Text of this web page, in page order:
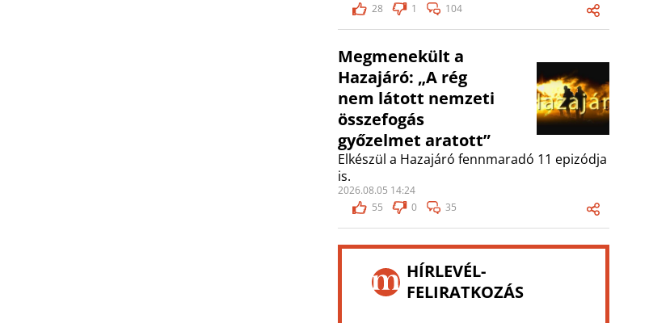
28
1 104
Megmenekült a
Hazajáró: „A rég
nem látott nemzeti
összefogás
győzelmet aratott”
Elkészül a Hazajáró fennmaradó 11 epizódja
is.
2026.08.05 14:24
55
0 35
HÍRLEVÉL-
FELIRATKOZÁS